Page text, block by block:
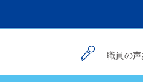
…職員の声